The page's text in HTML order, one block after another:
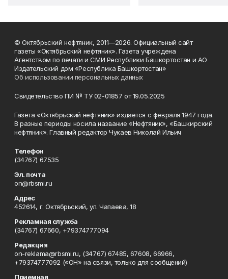
© Октябрьский нефтяник, 2011—2026. Официальный сайт
газеты «Октябрьский нефтяник». Газета учреждена
Агентством по печати и СМИ Республики Башкортостан и АО
Издательский дом «Республика Башкортостан»
Об использовании персональных данных
Свидетельство ПИ № ТУ 02-01857 от 19.05.2025
Газета «Октябрьский нефтяник» издается с февраля 1947 года.
В разные периоды носила название «Нефтяник», «Башкирский
нефтяник». Главный редактор Чукаев Николай Ильич
Телефон
(34767) 67535
Эл. почта
on@rbsmi.ru
Адрес
452614, г. Октябрьский, ул. Чапаева, 18
Рекламная служба
(34767) 67660, +79374777094
Редакция
on-reklama@rbsmi.ru, (34767) 67485, 67608, 66966,
+79374777092 («ОН» на связи, только для сообщений)
Приемная